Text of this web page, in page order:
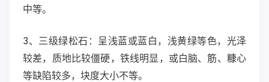
中等。
3、三级绿松石：呈浅蓝或蓝白，浅黄绿等色，光泽
较差，质地比较僵硬，铁线明显，或白脑、筋、糠心
等缺陷较多，块度大小不等。